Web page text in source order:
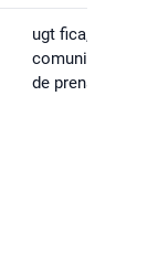
ugt fica,
comunicados
de prensa